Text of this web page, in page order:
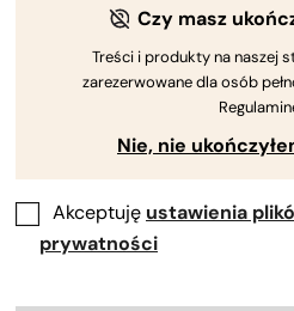
Czy masz
Treści i produkty na naszej
zarezerwowane dla osób
Nie, nie
Akceptuję ustawienia
prywatności